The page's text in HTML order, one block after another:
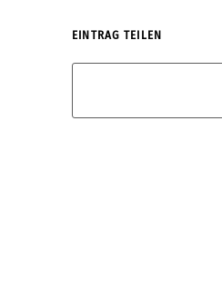
EINTRAG TEILEN